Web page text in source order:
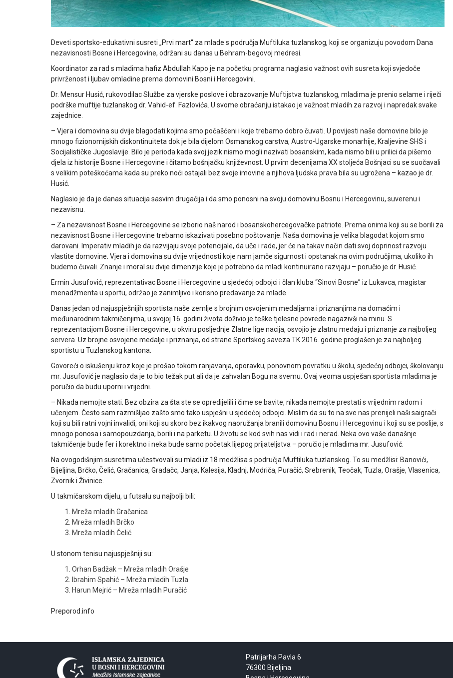
Deveti sportsko-edukativni susreti „Prvi mart“ za mlade s područja Muftiluka tuzlanskog, koji se organizuju povodom Dana
nezavisnosti Bosne i Hercegovine, održani su danas u Behram-begovoj medresi.
Koordinator za rad s mladima hafiz Abdullah Kapo je na početku programa naglasio važnost ovih susreta koji svjedoče
privrženost i ljubav omladine prema domovini Bosni i Hercegovini.
Dr. Mensur Husić, rukovodilac Službe za vjerske poslove i obrazovanje Muftijstva tuzlanskog, mladima je prenio selame i riječi
podrške muftije tuzlanskog dr. Vahid-ef. Fazlovića. U svome obraćanju istakao je važnost mladih za razvoj i napredak svake
zajednice.
– Vjera i domovina su dvije blagodati kojima smo počašćeni i koje trebamo dobro čuvati. U povijesti naše domovine bilo je
mnogo fizionomijskih diskontinuiteta dok je bila dijelom Osmanskog carstva, Austro-Ugarske monarhije, Kraljevine SHS i
Socijalističke Jugoslavije. Bilo je perioda kada svoj jezik nismo mogli nazivati bosanskim, kada nismo bili u prilici da pišemo
djela iz historije Bosne i Hercegovine i čitamo bošnjačku književnost. U prvim decenijama XX stoljeća Bošnjaci su se suočavali
s velikim poteškoćama kada su preko noći ostajali bez svoje imovine a njihova ljudska prava bila su ugrožena – kazao je dr.
Husić.
Naglasio je da je danas situacija sasvim drugačija i da smo ponosni na svoju domovinu Bosnu i Hercegovinu, suverenu i
nezavisnu.
– Za nezavisnost Bosne i Hercegovine se izborio naš narod i bosanskohercegovačke patriote. Prema onima koji su se borili za
nezavisnost Bosne i Hercegovine trebamo iskazivati posebno poštovanje. Naša domovina je velika blagodat kojom smo
darovani. Imperativ mladih je da razvijaju svoje potencijale, da uče i rade, jer će na takav način dati svoj doprinost razvoju
vlastite domovine. Vjera i domovina su dvije vrijednosti koje nam jamče sigurnost i opstanak na ovim područjima, ukoliko ih
budemo čuvali. Znanje i moral su dvije dimenzije koje je potrebno da mladi kontinuirano razvjaju – poručio je dr. Husić.
Ermin Jusufović, reprezentativac Bosne i Hercegovine u sjedećoj odbojci i član kluba “Sinovi Bosne” iz Lukavca, magistar
menadžmenta u sportu, održao je zanimljivo i korisno predavanje za mlade.
Danas jedan od najuspješnijih sportista naše zemlje s brojnim osvojenim medaljama i priznanjima na domaćim i
međunarodnim takmičenjima, u svojoj 16. godini života doživio je teške tjelesne povrede nagazivši na minu. S
reprezentacijom Bosne i Hercegovine, u okviru posljednje Zlatne lige nacija, osvojio je zlatnu medaju i priznanje za najboljeg
servera. Uz brojne osvojene medalje i priznanja, od strane Sportskog saveza TK 2016. godine proglašen je za najboljeg
sportistu u Tuzlanskog kantona.
Govoreći o iskušenju kroz koje je prošao tokom ranjavanja, oporavku, ponovnom povratku u školu, sjedećoj odbojci, školovanju
mr. Jusufović je naglasio da je to bio težak put ali da je zahvalan Bogu na svemu. Ovaj veoma uspješan sportista mladima je
poručio da budu uporni i vrijedni.
– Nikada nemojte stati. Bez obzira za šta ste se opredijelili i čime se bavite, nikada nemojte prestati s vrijednim radom i
učenjem. Često sam razmišljao zašto smo tako uspješni u sjedećoj odbojci. Mislim da su to na sve nas prenijeli naši saigrači
koji su bili ratni vojni invalidi, oni koji su skoro bez ikakvog naoružanja branili domovinu Bosnu i Hercegovinu i koji su se poslije, s
mnogo ponosa i samopouzdanja, borili i na parketu. U životu se kod svih nas vidi i rad i nerad. Neka ovo vaše današnje
takmičenje bude fer i korektno i neka bude samo početak lijepog prijateljstva – poručio je mladima mr. Jusufović.
Na ovogodišnjim susretima učestvovali su mladi iz 18 medžlisa s područja Muftiluka tuzlanskog. To su medžlisi: Banovići,
Bijeljina, Brčko, Čelić, Gračanica, Gradačc, Janja, Kalesija, Kladnj, Modriča, Puračić, Srebrenik, Teočak, Tuzla, Orašje, Vlasenica,
Zvornik i Živinice.
U takmičarskom dijelu, u futsalu su najbolji bili:
Mreža mladih Gračanica
Mreža mladih Brčko
Mreža mladih Čelić
U stonom tenisu najuspješniji su:
Orhan Badžak – Mreža mladih Orašje
Ibrahim Spahić – Mreža mladih Tuzla
Harun Mejrić – Mreža mladih Puračić
Preporod.info
Patrijarha Pavla 6
76300 Bijeljina